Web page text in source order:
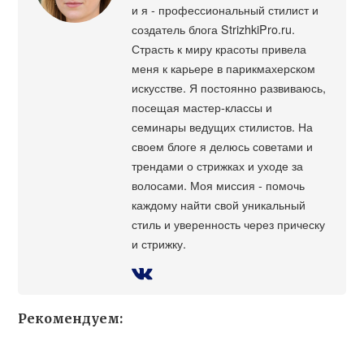
и я - профессиональный стилист и
создатель блога StrizhkiPro.ru.
Страсть к миру красоты привела
меня к карьере в парикмахерском
искусстве. Я постоянно развиваюсь,
посещая мастер-классы и
семинары ведущих стилистов. На
своем блоге я делюсь советами и
трендами о стрижках и уходе за
волосами. Моя миссия - помочь
каждому найти свой уникальный
стиль и уверенность через прическу
и стрижку.
Рекомендуем: